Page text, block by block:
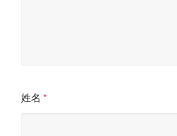
姓名 *